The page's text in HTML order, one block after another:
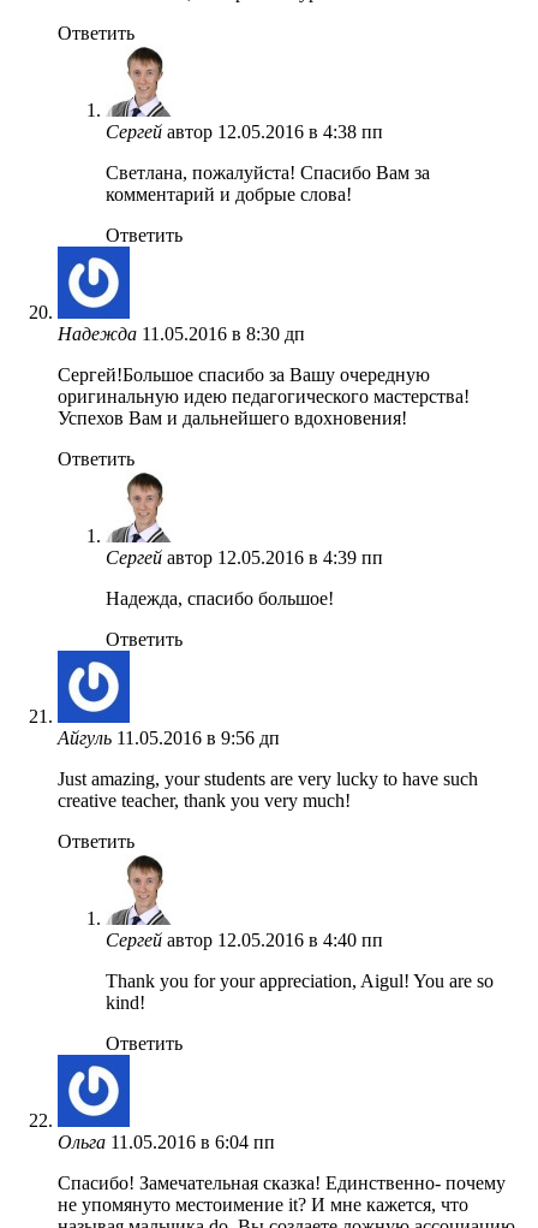
Ответить
Сергей автор 12.05.2016 в 4:38 пп
Светлана, пожалуйста! Спасибо Вам за
комментарий и добрые слова!
Ответить
Надежда 11.05.2016 в 8:30 дп
Сергей!Большое спасибо за Вашу очередную
оригинальную идею педагогического мастерства!
Успехов Вам и дальнейшего вдохновения!
Ответить
Сергей автор 12.05.2016 в 4:39 пп
Надежда, спасибо большое!
Ответить
Айгуль 11.05.2016 в 9:56 дп
Just amazing, your students are very lucky to have such
creative teacher, thank you very much!
Ответить
Сергей автор 12.05.2016 в 4:40 пп
Thank you for your appreciation, Aigul! You are so
kind!
Ответить
Ольга 11.05.2016 в 6:04 пп
Спасибо! Замечательная сказка! Единственно- почему
не упомянуто местоимение it? И мне кажется, что